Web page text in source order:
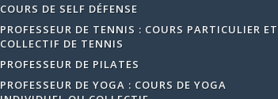
COURS DE SELF DÉFENSE
PROFESSEUR DE TENNIS : COURS PARTICULIER ET
COLLECTIF DE TENNIS
PROFESSEUR DE PILATES
PROFESSEUR DE YOGA : COURS DE YOGA